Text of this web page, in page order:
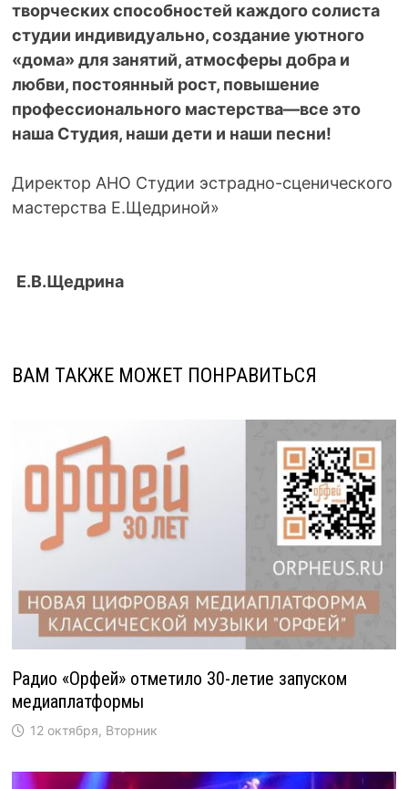
творческих способностей каждого солиста
студии индивидуально, создание уютного
«дома» для занятий, атмосферы добра и
любви, постоянный рост, повышение
профессионального мастерства—все это
наша Студия, наши дети и наши песни!
Директор АНО Студии эстрадно-сценического
мастерства Е.Щедриной»
Е.В.Щедрина
ВАМ ТАКЖЕ МОЖЕТ ПОНРАВИТЬСЯ
Радио «Орфей» отметило 30-летие запуском
медиаплатформы
12 октября, Вторник